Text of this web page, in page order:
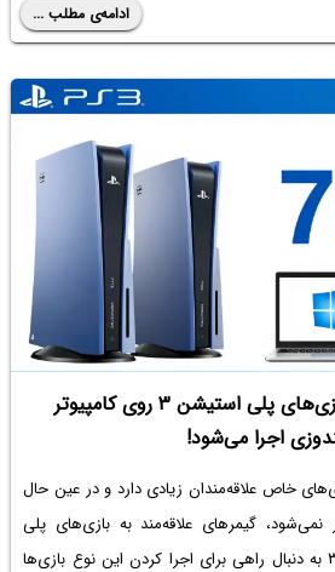
ادامه‌ی مطلب ...
بیش از ۷۵ درصد بازی‌های پلی استیشن ۳ روی کامپیوتر
اجرا می‌شود!
خاص علاقه‌مندان زیادی دارد و در عین حال
گیمرهای علاقه‌مند به بازی‌های پلی
استیشن ۲ یا پلی استیشن ۳ به دنبال راهی برای اجرا کردن این نوع بازی‌ها